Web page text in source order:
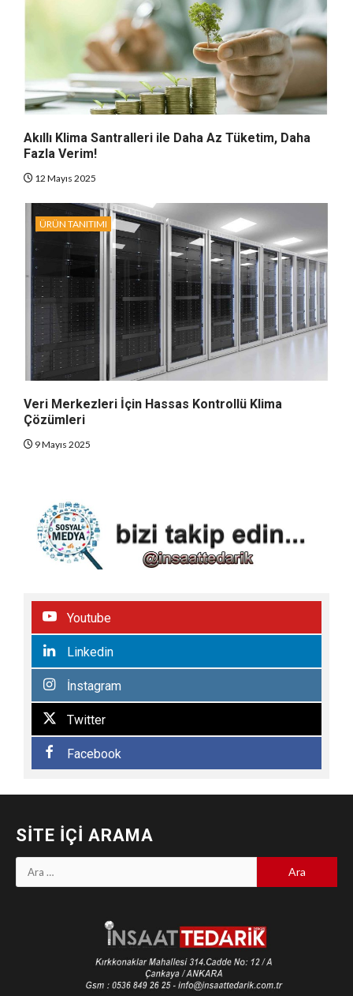
Akıllı Klima Santralleri ile Daha Az Tüketim, Daha
Fazla Verim!
12 Mayıs 2025
ÜRÜN TANITIMI
Veri Merkezleri İçin Hassas Kontrollü Klima
Çözümleri
9 Mayıs 2025
Youtube
Linkedin
İnstagram
Twitter
Facebook
SITE İÇI ARAMA
Arama: